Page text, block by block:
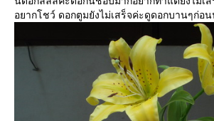
อยากโชว์ ดอกตูมยังไม่เสร็จค่ะดูดอกบานๆก่อ